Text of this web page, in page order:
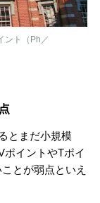
ント（Ph／
とまだ小規模
ポイントやTポイ
とが弱点といえ